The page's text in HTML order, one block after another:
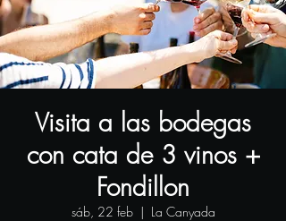
Visita a las bodegas
con cata de 3 vinos +
Fondillon
sáb, 22 feb
  |
La Canyada